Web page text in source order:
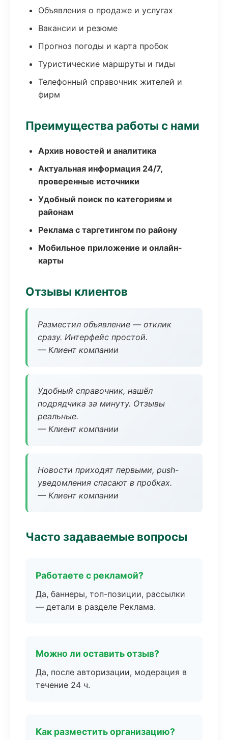
Объявления о продаже и услугах
Вакансии и резюме
Прогноз погоды и карта пробок
Туристические маршруты и гиды
Телефонный справочник жителей и
фирм
Преимущества работы с нами
Архив новостей и аналитика
Актуальная информация 24/7,
проверенные источники
Удобный поиск по категориям и
районам
Реклама с таргетингом по району
Мобильное приложение и онлайн-
карты
Отзывы клиентов
Разместил объявление — отклик
сразу. Интерфейс простой.
— Клиент компании
Удобный справочник, нашёл
подрядчика за минуту. Отзывы
реальные.
— Клиент компании
Новости приходят первыми, push-
уведомления спасают в пробках.
— Клиент компании
Часто задаваемые вопросы
Работаете с рекламой?
Да, баннеры, топ-позиции, рассылки
— детали в разделе Реклама.
Можно ли оставить отзыв?
Да, после авторизации, модерация в
течение 24 ч.
Как разместить организацию?